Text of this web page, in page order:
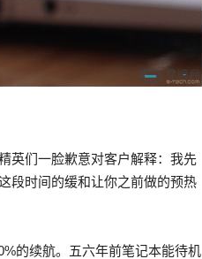
英们一脸歉意对客户解释：我先
段时间的缓和让你之前做的预热
的续航。五六年前笔记本能待机